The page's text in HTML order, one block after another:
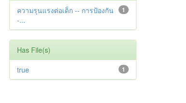
1
ความรุนแรงต่อเด็ก -- การป้องกัน
-...
Has File(s)
1
true